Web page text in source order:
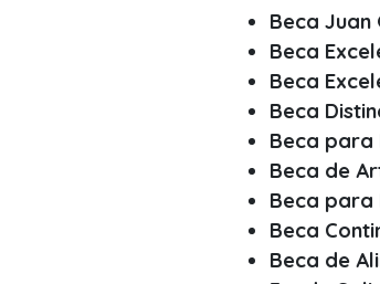
Beca
Beca
Beca
Beca
Beca para
Beca de
Beca para
Beca
Beca de